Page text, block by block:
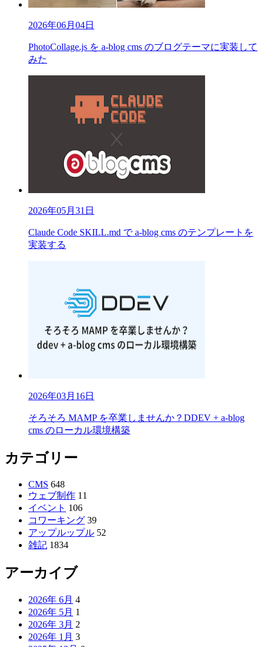
2026年06月04日
PhotoCollage.js を a-blog cms のブログテーマに実装して
みた
2026年05月31日
Claude Code SKILL.md で a-blog cms のテンプレートを
実装する
2026年03月16日
そろそろ MAMP を卒業しませんか？DDEV + a-blog
cms のローカル環境構築
カテゴリー
CMS 648
ウェブ制作 11
イベント 106
コワーキング 39
アップルップル 52
雑記 1834
アーカイブ
2026年 6月 4
2026年 5月 1
2026年 3月 2
2026年 1月 3